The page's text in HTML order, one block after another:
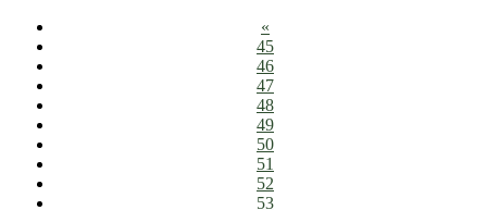
«
45
46
47
48
49
50
51
52
53